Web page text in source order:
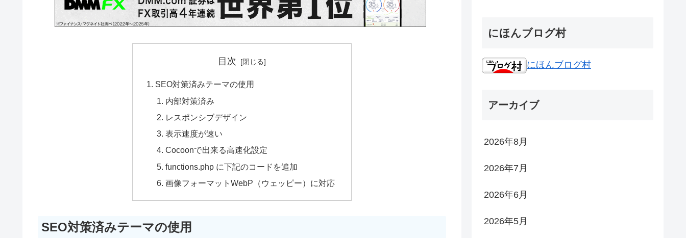
目次
SEO対策済みテーマの使用
内部対策済み
レスポンシブデザイン
表示速度が速い
Cocoonで出来る高速化設定
functions.php に下記のコードを追加
画像フォーマットWebP（ウェッピー）に対応
SEO対策済みテーマの使用
にほんブログ村
にほんブログ村
アーカイブ
2026年8月
2026年7月
2026年6月
2026年5月